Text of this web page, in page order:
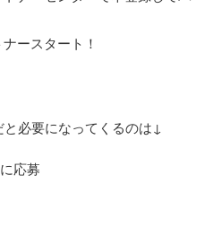
ースタート！
必要になってくるのは↓
応募